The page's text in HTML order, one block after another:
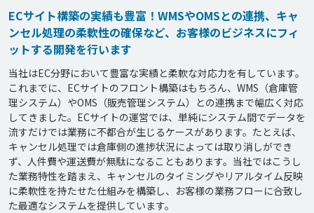
ECサイト構築の実績も豊富！WMSやOMSとの連携、キャ
ンセル処理の柔軟性の確保など、お客様のビジネスにフィ
ットする開発を行います
当社はEC分野において豊富な実績と柔軟な対応力を有しています。
これまでに、ECサイトのフロント構築はもちろん、WMS（倉庫管
理システム）やOMS（販売管理システム）との連携まで幅広く対応
してきました。ECサイトの運営では、単純にシステム間でデータを
流すだけでは業務に不都合が生じるケースがあります。たとえば、
キャンセル処理では倉庫側の進捗状況によっては取り消しができ
ず、人件費や運送費が無駄になることもあります。当社ではこうし
た業務特性を踏まえ、キャンセルのタイミングやリアルタイム反映
に柔軟性を持たせた仕組みを構築し、お客様の業務フローに合致し
た最適なシステムを提供しています。